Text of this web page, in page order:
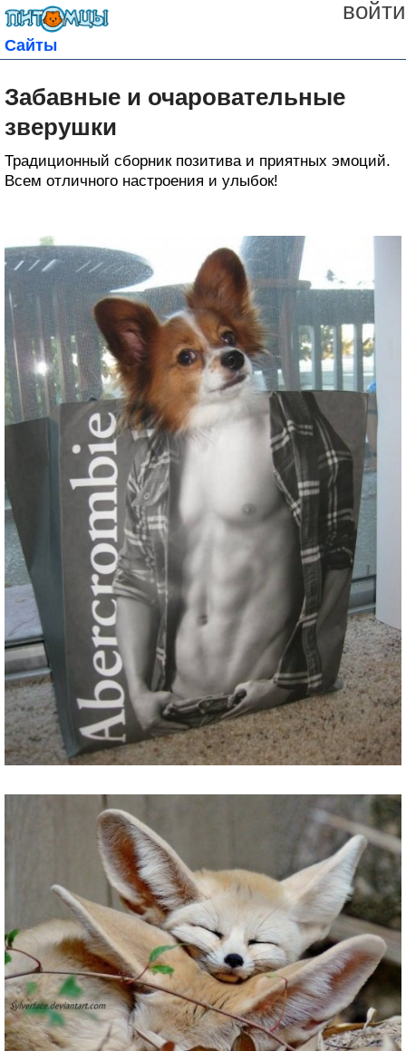
войти
Сайты
Забавные и очаровательные
зверушки
Традиционный сборник позитива и приятных эмоций.
Всем отличного настроения и улыбок!